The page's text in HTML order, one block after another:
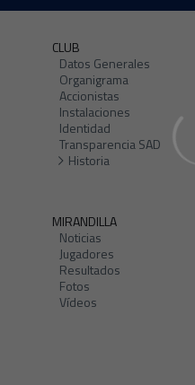
CLUB
Datos Generales
Organigrama
Accionistas
Instalaciones
Identidad
Transparencia SAD
Historia
MIRANDILLA
Noticias
Jugadores
Resultados
Fotos
Vídeos